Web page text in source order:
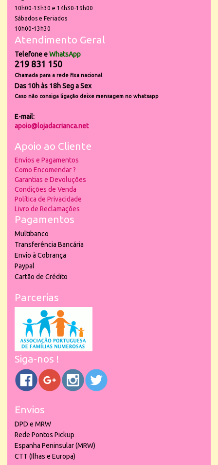
10h00-13h30 e 14h30-19h00
Sábados e Feriados
10h00-13h30
Atendimento Geral
Telefone eWhatsApp
219 831 150
Chamada para a rede fixa nacional
Das 10h às 18h Seg a Sex
Caso não consiga ligação deixe mensagem no whatsapp
E-mail:
apoio@lojadacrianca.net
Apoio ao Cliente
Envios e Pagamentos
Como Encomendar ?
Garantias e Devoluções
Condições de Venda
Política de Privacidade
Livro de Reclamações
Pagamentos
Multibanco
Transferência Bancária
Envio à Cobrança
Paypal
Cartão de Crédito
Parcerias
Siga-nos !
Envios
DPD e MRW
Rede Pontos Pickup
Espanha Peninsular (MRW)
CTT (Ilhas e Europa)